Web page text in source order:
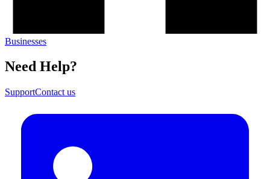
Businesses​​​​‌ ‍ ​‍​‍‌‍ ‌ ​‍‌‍‍‌‌‍‌ ‌‍‍‌‌‍ ‍​‍​‍​ ‍‍​‍​‍‌ ​ ‌‍​‌‌‍ ‍‌‍‍‌‌ ‌​‌ ‍‌​‍ ‍‌‍‍‌‌‍ ​‍​‍​‍ ​​‍​‍‌‍‍​‌ ​‍‌‍‌‌‌‍‌‍​‍​‍​ ‍‍​‍​‍‌‍‍​‌ ‌​‌ ‌​‌ ​​​ ‍‍​‍ ​‍ ‌‍ ​‌‍ ‌‍​ ‌‍​‌‌‍ ​‌‍‍​‌‍ ‌ ​ ‌ ‌​​ ‍‍​ ​ ​ ​ ​ ​ ​ ​ ​‍ ‌‍‍‌‌‍ ‍‌ ‌​‌‍‌‌‌‍ ‍‌ ‌​​‍ ‌‍‌‌‌‍‌​‌‍‍‌‌ ‌​​‍ ‌‍ ‌‌‍ ‌‍‌​‌‍‌‌​ ‌‌ ​​‌ ​‍‌‍‌‌‌ ​ ‌‍‌‌‌‍ ‍‌ ‌​‌‍​‌‌ ‌​‌‍‍‌‌‍ ‌‍ ‍​ ‍ ‌‍‍‌‌‍‌​​ ‌‌‍​‌​ ​ ​ ​​​ ‍​​ ‍‌​ ​​​ ‍​​ ‌‌​‍ ‌​ ‍‌​ ​​​ ‌‍​ ‍​​‍ ‌​ ‌​‌‍‌‌​ ‌‌‌‍‌‍​‍ ‌​ ‍‌​ ​ ​ ‍‌​ ​ ​‍ ‌‌‍‌‍​ ‌‌​ ‌‍‌‍​ ​ ​‌​ ​​​ ‍​‌‍‌​​ ‌‍​ ‌‍​ ‍‌​ ​‍​ ‍ ‌ ‌​‌ ‍‌‌ ​​‌‍‌‌​ ‌‌‍​‌‌ ‌‌‌‍‌​‌‍‍‌‌‍‌‌‌‍ ‍‌‍​ ‌‍‌‌​ ‍ ‌ ​​‌‍​‌‌ ‌​‌‍‍​​ ‌‌ ‌​‌‍‍‌‌ ‌​‌‍ ​‌‍‌‌​ ‌‍​‍‌‍​‌‌ ​ ‌‍‌‌‌‌‌‌‌ ​‍‌‍ ​​ ‌‌‍‍​‌ ‌​‌ ‌​‌ ​​​‍‌‌​ ​ ‌​​‌​‍‌‌​ ​‍‌​‌‍​‍‌‌​ ​‍‌​‌‍‌‍ ​‌‍ ‌‍​ ‌‍​‌‌‍ ​‌‍‍​‌‍ ‌ ​ ‌ ‌​​‍‌‌​ ​ ‌​​‌​ ​ ​ ​ ​ ​ ​ ​ ​‍‌‍‌‍‍‌‌‍‌​​ ‌‌‍​‌​ ​ ​ ​​​ ‍​​ ‍‌​ ​​​ ‍​​ ‌‌​‍ ‌​ ‍‌​ ​​​ ‌‍​ ‍​​‍ ‌​ ‌​‌‍‌‌​ ‌‌‌‍‌‍​‍ ‌​ ‍‌​ ​ ​ ‍‌​ ​ ​‍ ‌‌‍‌‍​ ‌‌​ ‌‍‌‍​ ​ ​‌​ ​​​ ‍​‌‍‌​​ ‌‍​ ‌‍​ ‍‌​ ​‍​‍‌‍‌ ‌​‌ ‍‌‌ ​​‌‍‌‌​ ‌‌‍​‌‌ ‌‌‌‍‌​‌‍‍‌‌‍‌‌‌‍ ‍‌‍​ ‌‍‌‌​‍‌‍‌ ​​‌‍​‌‌ ‌​‌‍‍​​ ‌‌ ‌​‌‍‍‌‌ ‌​‌‍ ​‌‍‌‌​‍‌‍‌ ​​‌‍‌‌‌ ​‍‌ ​ ‌ ​​‌‍‌‌‌‍​ ‌ ‌​‌‍‍‌‌ ‌‍‌‍‌‌​ ‌‌ ​​‌ ‌‌‌‍​‍‌‍ ​‌‍‍‌‌ ​ ‌‍‍​‌‍‌‌‌‍‌​​‍​‍‌ ‌
Need Help?​​​​‌ ‍ ​‍​‍‌‍ ‌ ​‍‌‍‍‌‌‍‌ ‌‍‍‌‌‍ ‍​‍​‍​ ‍‍​‍​‍‌ ​ ‌‍​‌‌‍ ‍‌‍‍‌‌ ‌​‌ ‍‌​‍ ‍‌‍‍‌‌‍ ​‍​‍​‍ ​​‍​‍‌‍‍​‌ ​‍‌‍‌‌‌‍‌‍​‍​‍​ ‍‍​‍​‍‌‍‍​‌ ‌​‌ ‌​‌ ​​​ ‍‍​‍ ​‍ ‌‍ ​‌‍ ‌‍​ ‌‍​‌‌‍ ​‌‍‍​‌‍ ‌ ​ ‌ ‌​​ ‍‍​ ​ ​ ​ ​ ​ ​ ​ ​‍ ‌‍‍‌‌‍ ‍‌ ‌​‌‍‌‌‌‍ ‍‌ ‌​​‍ ‌‍‌‌‌‍‌​‌‍‍‌‌ ‌​​‍ ‌‍ ‌‌‍ ‌‍‌​‌‍‌‌​ ‌‌ ​​‌ ​‍‌‍‌‌‌ ​ ‌‍‌‌‌‍ ‍‌ ‌​‌‍​‌‌ ‌​‌‍‍‌‌‍ ‌‍ ‍​ ‍ ‌‍‍‌‌‍‌​​ ‌‌ ​ ‌‍‍‌‌ ‌​‌‍‌‌‌​‌‍‌‍ ‌‍ ‌ ‌​‌‍‌‌‌ ​‍​ ‍ ‌ ‌​‌ ‍‌‌ ​​‌‍‌‌​ ‌‌‍‌‍‌‍ ‌‍ ‌ ‌​‌‍‌‌‌ ​‍​ ‍ ‌ ​​‌‍​‌‌ ‌​‌‍‍​​ ‌‌‍ ‌‌‍‌‌‌‍ ‍‌ ‌‌‌ ​ ​‍‌‌​ ‌‌‌​​‍‌‌ ‌‍‍ ‌‍‌‌‌ ‍‌​‍‌‌​ ​ ‌​‌​​‍‌‌​ ​ ‌​‌​​‍‌‌​ ​‍​ ​‍‌‍‌‌‌‍‌‍​ ​‌​ ‌ ​ ​‌‌‍​ ‌‍‌‌‌‍​‌​ ‍‌‌‍‌​​ ​‍‌‍​ ​‍‌‌​ ​‍​ ​‍​‍‌‌​ ‌‌‌​‌​​‍ ‍‌‍‍​‌‍‌‌‌‍​‌‌‍‌​‌‍‍‌‌‍ ‍‌‍‌ ​ ‌‍​‍‌‍​‌‌ ​ ‌‍‌‌‌‌‌‌‌ ​‍‌‍ ​​ ‌‌‍‍​‌ ‌​‌ ‌​‌ ​​​‍‌‌​ ​ ‌​​‌​‍‌‌​ ​‍‌​‌‍​‍‌‌​ ​‍‌​‌‍‌‍ ​‌‍ ‌‍​ ‌‍​‌‌‍ ​‌‍‍​‌‍ ‌ ​ ‌ ‌​​‍‌‌​ ​ ‌​​‌​ ​ ​ ​ ​ ​ ​ ​ ​‍‌‍‌‍‍‌‌‍‌​​ ‌‌ ​ ‌‍‍‌‌ ‌​‌‍‌‌‌​‌‍‌‍ ‌‍ ‌ ‌​‌‍‌‌‌ ​‍​‍‌‍‌ ‌​‌ ‍‌‌ ​​‌‍‌‌​ ‌‌‍‌‍‌‍ ‌‍ ‌ ‌​‌‍‌‌‌ ​‍​‍‌‍‌ ​​‌‍​‌‌ ‌​‌‍‍​​ ‌‌‍ ‌‌‍‌‌‌‍ ‍‌ ‌‌‌ ​ ​‍‌‌​ ‌‌‌​​‍‌‌ ‌‍‍ ‌‍‌‌‌ ‍‌​‍‌‌​ ​ ‌​‌​​‍‌‌​ ​ ‌​‌​​‍‌‌​ ​‍​ ​‍‌‍‌‌‌‍‌‍​ ​‌​ ‌ ​ ​‌‌‍​ ‌‍‌‌‌‍​‌​ ‍‌‌‍‌​​ ​‍‌‍​ ​‍‌‌​ ​‍​ ​‍​‍‌‌​ ‌‌‌​‌​​‍ ‍‌‍‍​‌‍‌‌‌‍​‌‌‍‌​‌‍‍‌‌‍ ‍‌‍‌ ​‍‌‍‌ ​​‌‍‌‌‌ ​‍‌ ​ ‌ ​​‌‍‌‌‌‍​ ‌ ‌​‌‍‍‌‌ ‌‍‌‍‌‌​ ‌‌ ​​‌ ‌‌‌‍​‍‌‍ ​‌‍‍‌‌ ​ ‌‍‍​‌‍‌‌‌‍‌​​‍​‍‌ ‌
Support​​​​‌ ‍ ​‍​‍‌‍ ‌ ​‍‌‍‍‌‌‍‌ ‌‍‍‌‌‍ ‍​‍​‍​ ‍‍​‍​‍‌ ​ ‌‍​‌‌‍ ‍‌‍‍‌‌ ‌​‌ ‍‌​‍ ‍‌‍‍‌‌‍ ​‍​‍​‍ ​​‍​‍‌‍‍​‌ ​‍‌‍‌‌‌‍‌‍​‍​‍​ ‍‍​‍​‍‌‍‍​‌ ‌​‌ ‌​‌ ​​​ ‍‍​‍ ​‍ ‌‍ ​‌‍ ‌‍​ ‌‍​‌‌‍ ​‌‍‍​‌‍ ‌ ​ ‌ ‌​​ ‍‍​ ​ ​ ​ ​ ​ ​ ​ ​‍ ‌‍‍‌‌‍ ‍‌ ‌​‌‍‌‌‌‍ ‍‌ ‌​​‍ ‌‍‌‌‌‍‌​‌‍‍‌‌ ‌​​‍ ‌‍ ‌‌‍ ‌‍‌​‌‍‌‌​ ‌‌ ​​‌ ​‍‌‍‌‌‌ ​ ‌‍‌‌‌‍ ‍‌ ‌​‌‍​‌‌ ‌​‌‍‍‌‌‍ ‌‍ ‍​ ‍ ‌‍‍‌‌‍‌​​ ‌‌ ​ ‌‍‍‌‌ ‌​‌‍‌‌‌​‌‍‌‍ ‌‍ ‌ ‌​‌‍‌‌‌ ​‍​ ‍ ‌ ‌​‌ ‍‌‌ ​​‌‍‌‌​ ‌‌‍‌‍‌‍ ‌‍ ‌ ‌​‌‍‌‌‌ ​‍​ ‍ ‌ ​​‌‍​‌‌ ‌​‌‍‍​​ ‌‌‍ ‌‌‍‌‌‌‍ ‍‌ ‌‌‌ ​ ​‍‌‌​ ‌‌‌​​‍‌‌ ‌‍‍ ‌‍‌‌‌ ‍‌​‍‌‌​ ​ ‌​‌​​‍‌‌​ ​ ‌​‌​​‍‌‌​ ​‍​ ​‍‌‍‌‌‌‍‌‍​ ​‌​ ‌ ​ ​‌‌‍​ ‌‍‌‌‌‍​‌​ ‍‌‌‍‌​​ ​‍‌‍​ ​‍‌‌​ ​‍​ ​‍​‍‌‌​ ‌‌‌​‌​​‍ ‍‌‍‍‌‌ ‌​‌‍‌‌‌‍ ‌‌ ​ ​‍‌‌​ ‌‌‌​​‍‌‌ ‌‍‍ ‌‍‌‌‌ ‍‌​‍‌‌​ ​ ‌​‌​​‍‌‌​ ​ ‌​‌​​‍‌‌​ ​‍​ ​‍‌‍​‌​ ‌‌​ ‍‌‌‍‌‍‌‍‌‌‌‍‌​‌‍​ ​ ​‍‌‍​‌‌‍‌​‌‍​‌‌‍​‍​‍‌‌​ ​‍​ ​‍​‍‌‌​ ‌‌‌​‌​​‍ ‍‌ ‌​‌‍‌‌‌ ‍​‌ ‌​​ ‌‍​‍‌‍​‌‌ ​ ‌‍‌‌‌‌‌‌‌ ​‍‌‍ ​​ ‌‌‍‍​‌ ‌​‌ ‌​‌ ​​​‍‌‌​ ​ ‌​​‌​‍‌‌​ ​‍‌​‌‍​‍‌‌​ ​‍‌​‌‍‌‍ ​‌‍ ‌‍​ ‌‍​‌‌‍ ​‌‍‍​‌‍ ‌ ​ ‌ ‌​​‍‌‌​ ​ ‌​​‌​ ​ ​ ​ ​ ​ ​ ​ ​‍‌‍‌‍‍‌‌‍‌​​ ‌‌ ​ ‌‍‍‌‌ ‌​‌‍‌‌‌​‌‍‌‍ ‌‍ ‌ ‌​‌‍‌‌‌ ​‍​‍‌‍‌ ‌​‌ ‍‌‌ ​​‌‍‌‌​ ‌‌‍‌‍‌‍ ‌‍ ‌ ‌​‌‍‌‌‌ ​‍​‍‌‍‌ ​​‌‍​‌‌ ‌​‌‍‍​​ ‌‌‍ ‌‌‍‌‌‌‍ ‍‌ ‌‌‌ ​ ​‍‌‌​ ‌‌‌​​‍‌‌ ‌‍‍ ‌‍‌‌‌ ‍‌​‍‌‌​ ​ ‌​‌​​‍‌‌​ ​ ‌​‌​​‍‌‌​ ​‍​ ​‍‌‍‌‌‌‍‌‍​ ​‌​ ‌ ​ ​‌‌‍​ ‌‍‌‌‌‍​‌​ ‍‌‌‍‌​​ ​‍‌‍​ ​‍‌‌​ ​‍​ ​‍​‍‌‌​ ‌‌‌​‌​​‍ ‍‌‍‍‌‌ ‌​‌‍‌‌‌‍ ‌‌ ​ ​‍‌‌​ ‌‌‌​​‍‌‌ ‌‍‍ ‌‍‌‌‌ ‍‌​‍‌‌​ ​ ‌​‌​​‍‌‌​ ​ ‌​‌​​‍‌‌​ ​‍​ ​‍‌‍​‌​ ‌‌​ ‍‌‌‍‌‍‌‍‌‌‌‍‌​‌‍​ ​ ​‍‌‍​‌‌‍‌​‌‍​‌‌‍​‍​‍‌‌​ ​‍​ ​‍​‍‌‌​ ‌‌‌​‌​​‍ ‍‌ ‌​‌‍‌‌‌ ‍​‌ ‌​​‍‌‍‌ ​​‌‍‌‌‌ ​‍‌ ​ ‌ ​​‌‍‌‌‌‍​ ‌ ‌​‌‍‍‌‌ ‌‍‌‍‌‌​ ‌‌ ​​‌ ‌‌‌‍​‍‌‍ ​‌‍‍‌‌ ​ ‌‍‍​‌‍‌‌‌‍‌​​‍​‍‌ ‌Contact us​​​​‌ ‍ ​‍​‍‌‍ ‌ ​‍‌‍‍‌‌‍‌ ‌‍‍‌‌‍ ‍​‍​‍​ ‍‍​‍​‍‌ ​ ‌‍​‌‌‍ ‍‌‍‍‌‌ ‌​‌ ‍‌​‍ ‍‌‍‍‌‌‍ ​‍​‍​‍ ​​‍​‍‌‍‍​‌ ​‍‌‍‌‌‌‍‌‍​‍​‍​ ‍‍​‍​‍‌‍‍​‌ ‌​‌ ‌​‌ ​​​ ‍‍​‍ ​‍ ‌‍ ​‌‍ ‌‍​ ‌‍​‌‌‍ ​‌‍‍​‌‍ ‌ ​ ‌ ‌​​ ‍‍​ ​ ​ ​ ​ ​ ​ ​ ​‍ ‌‍‍‌‌‍ ‍‌ ‌​‌‍‌‌‌‍ ‍‌ ‌​​‍ ‌‍‌‌‌‍‌​‌‍‍‌‌ ‌​​‍ ‌‍ ‌‌‍ ‌‍‌​‌‍‌‌​ ‌‌ ​​‌ ​‍‌‍‌‌‌ ​ ‌‍‌‌‌‍ ‍‌ ‌​‌‍​‌‌ ‌​‌‍‍‌‌‍ ‌‍ ‍​ ‍ ‌‍‍‌‌‍‌​​ ‌‌ ​ ‌‍‍‌‌ ‌​‌‍‌‌‌​‌‍‌‍ ‌‍ ‌ ‌​‌‍‌‌‌ ​‍​ ‍ ‌ ‌​‌ ‍‌‌ ​​‌‍‌‌​ ‌‌‍‌‍‌‍ ‌‍ ‌ ‌​‌‍‌‌‌ ​‍​ ‍ ‌ ​​‌‍​‌‌ ‌​‌‍‍​​ ‌‌‍ ‌‌‍‌‌‌‍ ‍‌ ‌‌‌ ​ ​‍‌‌​ ‌‌‌​​‍‌‌ ‌‍‍ ‌‍‌‌‌ ‍‌​‍‌‌​ ​ ‌​‌​​‍‌‌​ ​ ‌​‌​​‍‌‌​ ​‍​ ​‍‌‍‌‌‌‍‌‍​ ​‌​ ‌ ​ ​‌‌‍​ ‌‍‌‌‌‍​‌​ ‍‌‌‍‌​​ ​‍‌‍​ ​‍‌‌​ ​‍​ ​‍​‍‌‌​ ‌‌‌​‌​​‍ ‍‌‍‍‌‌ ‌​‌‍‌‌‌‍ ‌‌ ​ ​‍‌‌​ ‌‌‌​​‍‌‌ ‌‍‍ ‌‍‌‌‌ ‍‌​‍‌‌​ ​ ‌​‌​​‍‌‌​ ​ ‌​‌​​‍‌‌​ ​‍​ ​‍​ ‍​‌‍​ ​ ‍​‌‍​‌‌‍‌​‌‍​‍​ ‌‌​ ​ ​ ​ ​ ‌‌​ ‌ ​ ‍​​‍‌‌​ ​‍​ ​‍​‍‌‌​ ‌‌‌​‌​​‍ ‍‌ ‌​‌‍‌‌‌ ‍​‌ ‌​​ ‌‍​‍‌‍​‌‌ ​ ‌‍‌‌‌‌‌‌‌ ​‍‌‍ ​​ ‌‌‍‍​‌ ‌​‌ ‌​‌ ​​​‍‌‌​ ​ ‌​​‌​‍‌‌​ ​‍‌​‌‍​‍‌‌​ ​‍‌​‌‍‌‍ ​‌‍ ‌‍​ ‌‍​‌‌‍ ​‌‍‍​‌‍ ‌ ​ ‌ ‌​​‍‌‌​ ​ ‌​​‌​ ​ ​ ​ ​ ​ ​ ​ ​‍‌‍‌‍‍‌‌‍‌​​ ‌‌ ​ ‌‍‍‌‌ ‌​‌‍‌‌‌​‌‍‌‍ ‌‍ ‌ ‌​‌‍‌‌‌ ​‍​‍‌‍‌ ‌​‌ ‍‌‌ ​​‌‍‌‌​ ‌‌‍‌‍‌‍ ‌‍ ‌ ‌​‌‍‌‌‌ ​‍​‍‌‍‌ ​​‌‍​‌‌ ‌​‌‍‍​​ ‌‌‍ ‌‌‍‌‌‌‍ ‍‌ ‌‌‌ ​ ​‍‌‌​ ‌‌‌​​‍‌‌ ‌‍‍ ‌‍‌‌‌ ‍‌​‍‌‌​ ​ ‌​‌​​‍‌‌​ ​ ‌​‌​​‍‌‌​ ​‍​ ​‍‌‍‌‌‌‍‌‍​ ​‌​ ‌ ​ ​‌‌‍​ ‌‍‌‌‌‍​‌​ ‍‌‌‍‌​​ ​‍‌‍​ ​‍‌‌​ ​‍​ ​‍​‍‌‌​ ‌‌‌​‌​​‍ ‍‌‍‍‌‌ ‌​‌‍‌‌‌‍ ‌‌ ​ ​‍‌‌​ ‌‌‌​​‍‌‌ ‌‍‍ ‌‍‌‌‌ ‍‌​‍‌‌​ ​ ‌​‌​​‍‌‌​ ​ ‌​‌​​‍‌‌​ ​‍​ ​‍​ ‍​‌‍​ ​ ‍​‌‍​‌‌‍‌​‌‍​‍​ ‌‌​ ​ ​ ​ ​ ‌‌​ ‌ ​ ‍​​‍‌‌​ ​‍​ ​‍​‍‌‌​ ‌‌‌​‌​​‍ ‍‌ ‌​‌‍‌‌‌ ‍​‌ ‌​​‍‌‍‌ ​​‌‍‌‌‌ ​‍‌ ​ ‌ ​​‌‍‌‌‌‍​ ‌ ‌​‌‍‍‌‌ ‌‍‌‍‌‌​ ‌‌ ​​‌ ‌‌‌‍​‍‌‍ ​‌‍‍‌‌ ​ ‌‍‍​‌‍‌‌‌‍‌​​‍​‍‌ ‌